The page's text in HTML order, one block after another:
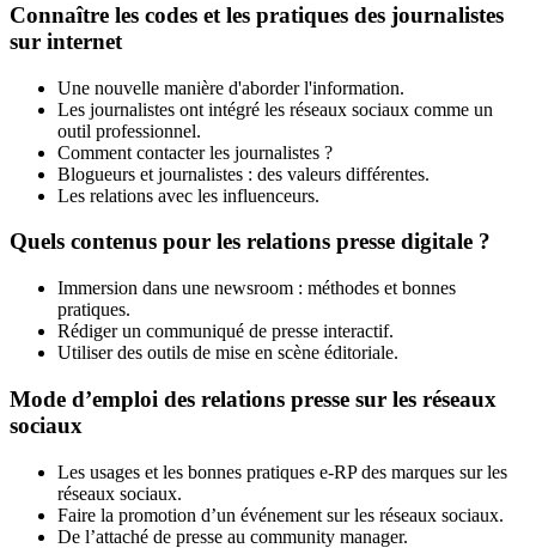
Connaître les codes et les pratiques des journalistes
sur internet
Une nouvelle manière d'aborder l'information.
Les journalistes ont intégré les réseaux sociaux comme un
outil professionnel.
Comment contacter les journalistes ?
Blogueurs et journalistes : des valeurs différentes.
Les relations avec les influenceurs.
Quels contenus pour les relations presse digitale ?
Immersion dans une newsroom : méthodes et bonnes
pratiques.
Rédiger un communiqué de presse interactif.
Utiliser des outils de mise en scène éditoriale.
Mode d’emploi des relations presse sur les réseaux
sociaux
Les usages et les bonnes pratiques e-RP des marques sur les
réseaux sociaux.
Faire la promotion d’un événement sur les réseaux sociaux.
De l’attaché de presse au community manager.